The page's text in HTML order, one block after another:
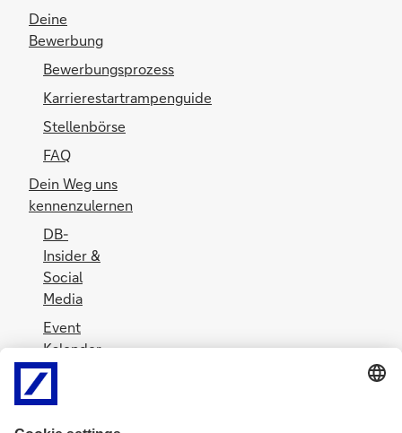
Deine
Bewerbung
Bewerbungsprozess
Karrierestartrampenguide
Stellenbörse
FAQ
Dein Weg uns
kennenzulernen
DB-
Insider &
Social
Media
Event
Kalender